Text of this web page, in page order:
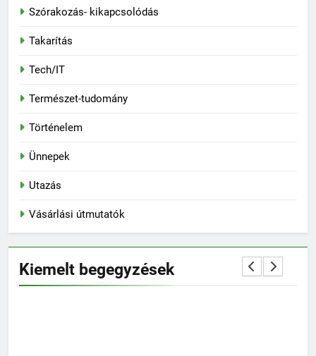
Szórakozás- kikapcsolódás
Takarítás
Tech/IT
Természet-tudomány
Történelem
Ünnepek
Utazás
Vásárlási útmutatók
Kiemelt begegyzések